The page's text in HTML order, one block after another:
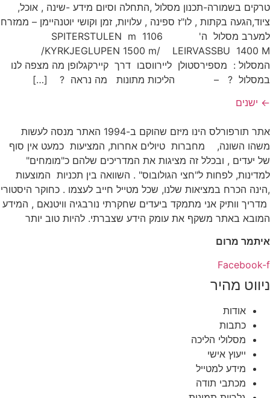
טרקים בשמורה-תכנון מסלול ,התחלה וסיום מידע -שינה , אוכל,
ציוד,הגעה בקתות , לו"ז ספינה , עלויות, זמן וקושי יוטנהיימן – ממזרח
למערב מסלול ה' SPITERSTULEN m 1106
המסלול : מספירסטולן ליירווסבו דרך קיירקגלופן מה מצפה לנו
במסלול ? – הליכות מתונות מה נראה ? […]
← ישנים
אתר תורפורלס הינו מיזם שהוקם ב-1994 האתר מנסה לעשות
משהו השונה, מחברות טיולים אחרות, המציעות כמעט אין סוף
של יעדים , ובכלל זה מציגות את המדריכים שלהם כ"מומחים"
למדינות, לפחות ל"חצי הגולובוס" . השוואה בין תכניות המוצעות
,הינה הכרח במציאות שלנו, שכל מטייל חייב לעצמו . כחוקר היסטורי
מדריך וותיק אני מתמקד ביעדים שחקרתי נורבגיה וויטנאם , המידע
המובא באתר משקף את עומק הידע שצברתי. להיות טוב יותר
איתמר מרום
Facebook-f
ניווט מהיר
אודות
כתבות
מסלולי הליכה
ייעוץ אישי
מידע למטייל
מכתבי תודה